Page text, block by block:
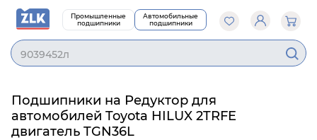
Промышленные
подшипники
Автомобильные
подшипники
9039452л
Подшипники на Редуктор для
автомобилей Toyota HILUX 2TRFE
двигатель TGN36L